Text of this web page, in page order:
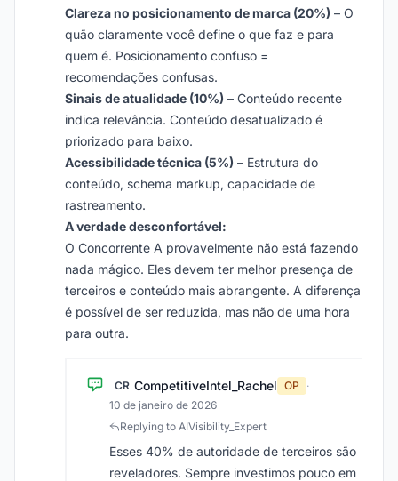
Clareza no posicionamento de marca (20%) – O
quão claramente você define o que faz e para
quem é. Posicionamento confuso =
recomendações confusas.
Sinais de atualidade (10%) – Conteúdo recente
indica relevância. Conteúdo desatualizado é
priorizado para baixo.
Acessibilidade técnica (5%) – Estrutura do
conteúdo, schema markup, capacidade de
rastreamento.
A verdade desconfortável:
O Concorrente A provavelmente não está fazendo
nada mágico. Eles devem ter melhor presença de
terceiros e conteúdo mais abrangente. A diferença
é possível de ser reduzida, mas não de uma hora
para outra.
CR CompetitiveIntel_Rachel OP
·
10 de janeiro de 2026
Replying to AIVisibility_Expert
Esses 40% de autoridade de terceiros são
reveladores. Sempre investimos pouco em